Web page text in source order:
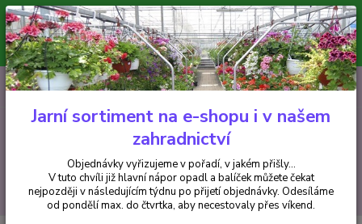
Minimální hodnota pro odeslání z e-shopu je 300 Kč.
V tuto chvíli již hlavní nápor objednávek opadl a balíček můžete čekat
nejpozději v následujícím týdnu po přijetí objednávky. Objednávky
vyřizujeme v pořadí, v jakém přišly...
CZK
Hledat
+420 602 223 614 0ks
za0 Kč
Jarní sortiment na e-shopu i v našem
zahradnictví
Objednávky vyřizujeme v pořadí, v jakém přišly...
V tuto chvíli již hlavní nápor opadl a balíček můžete čekat
nejpozději v následujícím týdnu po přijetí objednávky. Odesíláme
od pondělí max. do čtvrtka, aby necestovaly přes víkend.